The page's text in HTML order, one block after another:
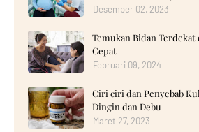
Desember 02, 2023
Temukan Bidan Terdekat
Cepat
Februari 09, 2024
Ciri ciri dan Penyebab
Dingin dan Debu
Maret 27, 2023